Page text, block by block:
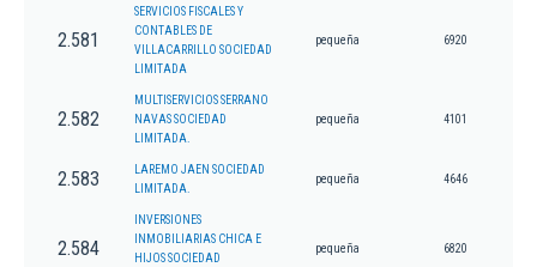
2.581
SERVICIOS FISCALES Y
CONTABLES DE
VILLACARRILLO SOCIEDAD
LIMITADA
pequeña 6920
2.582
MULTISERVICIOS SERRANO
NAVAS SOCIEDAD
LIMITADA.
pequeña 4101
2.583
LAREMO JAEN SOCIEDAD
LIMITADA.
pequeña 4646
2.584
INVERSIONES
INMOBILIARIAS CHICA E
HIJOS SOCIEDAD
pequeña 6820